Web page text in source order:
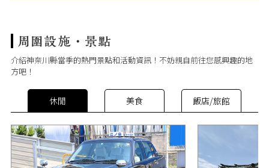
介紹神奈川縣當季的熱門景點和活動資訊！不妨親自前往您感興趣的地
方吧！
休閒 美食 飯店/旅館